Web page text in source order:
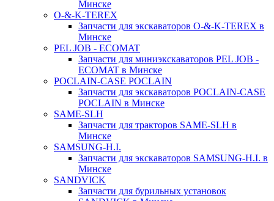
Минске
O-&-K-TEREX
Запчасти для экскаваторов O-&-K-TEREX в
Минске
PEL JOB - ECOMAT
Запчасти для миниэкскаваторов PEL JOB -
ECOMAT в Минске
POCLAIN-CASE POCLAIN
Запчасти для экскаваторов POCLAIN-CASE
POCLAIN в Минске
SAME-SLH
Запчасти для тракторов SAME-SLH в
Минске
SAMSUNG-H.I.
Запчасти для экскаваторов SAMSUNG-H.I. в
Минске
SANDVICK
Запчасти для бурильных установок